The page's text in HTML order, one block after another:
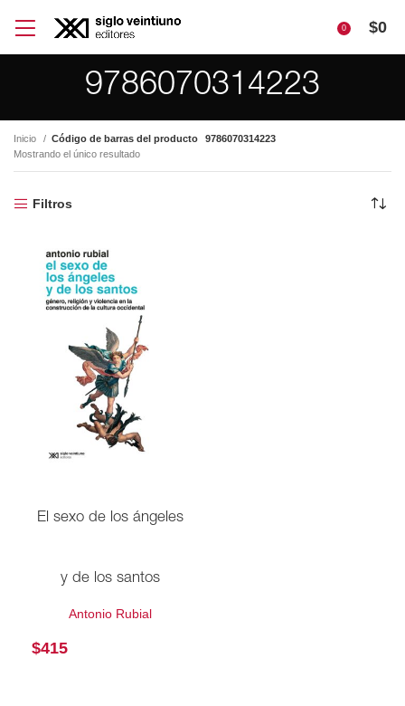
0 $0
9786070314223
Inicio Código de barras del producto
9786070314223
Mostrando el único resultado
Filtros
El sexo de los ángeles
y de los santos
Antonio Rubial
$415